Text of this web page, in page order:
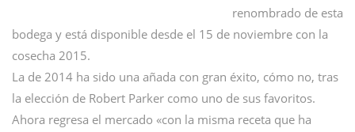
renombrado de esta
bodega y está disponible desde el 15 de noviembre con la
cosecha 2015.
La de 2014 ha sido una añada con gran éxito, cómo no, tras
la elección de Robert Parker como uno de sus favoritos.
Ahora regresa el mercado «con la misma receta que ha